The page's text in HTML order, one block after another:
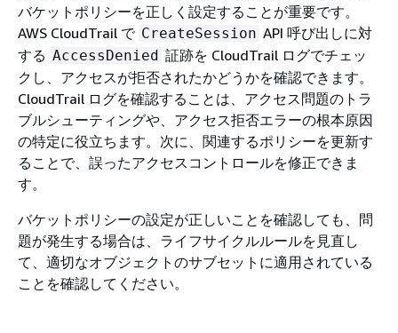
バケットポリシーを正しく設定することが重要です。
AWS CloudTrail で CreateSession API 呼び出しに対
する AccessDenied 証跡を CloudTrail ログでチェッ
クし、アクセスが拒否されたかどうかを確認できます。
CloudTrail ログを確認することは、アクセス問題のトラ
ブルシューティングや、アクセス拒否エラーの根本原因
の特定に役立ちます。次に、関連するポリシーを更新す
ることで、誤ったアクセスコントロールを修正できま
す。
バケットポリシーの設定が正しいことを確認しても、問
題が発生する場合は、ライフサイクルルールを見直し
て、適切なオブジェクトのサブセットに適用されている
ことを確認してください。